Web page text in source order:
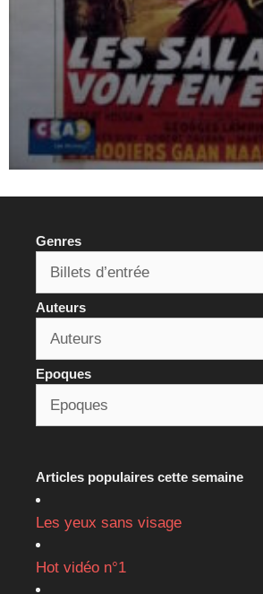
Genres
Auteurs
Epoques
Articles populaires cette semaine
Les yeux sans visage
Hot vidéo n°1